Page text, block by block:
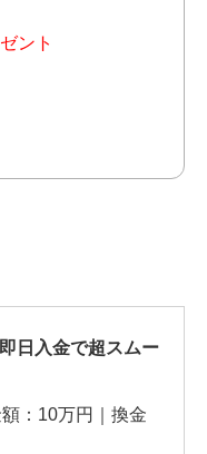
ント
日入金で超スムー
：10万円｜換金